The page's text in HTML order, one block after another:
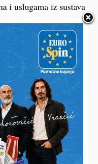
i uslugama iz sustava
email